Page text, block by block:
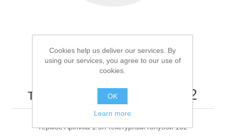
Аксессуары для лодок
Термос Арктика 1.0л
текстурный голубой 102
Термос Арктика 1.0л текстурный голубой 102
Cookies help us deliver our services. By
using our services, you agree to our use of
cookies.
OK
Learn more